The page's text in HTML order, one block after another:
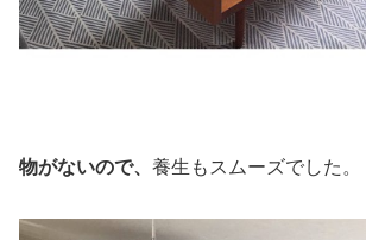
物がないので、 養生もスムーズでした。